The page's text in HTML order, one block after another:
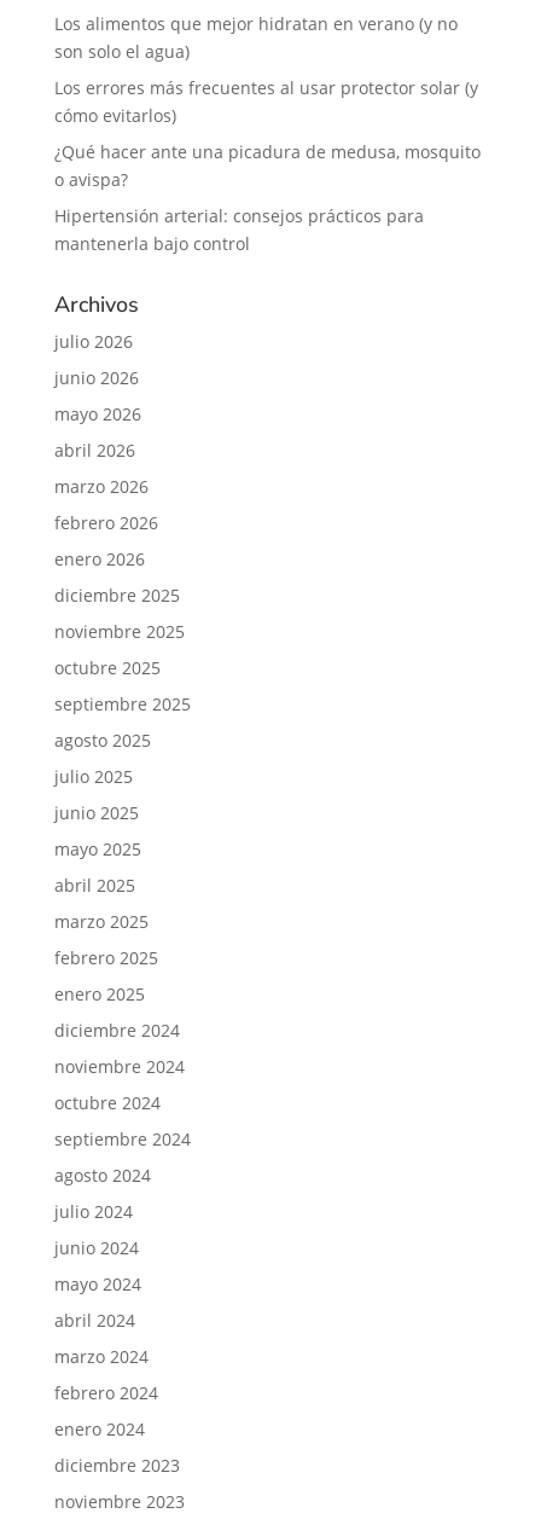
Los alimentos que mejor hidratan en verano (y no
son solo el agua)
Los errores más frecuentes al usar protector solar (y
cómo evitarlos)
¿Qué hacer ante una picadura de medusa, mosquito
o avispa?
Hipertensión arterial: consejos prácticos para
mantenerla bajo control
Archivos
julio 2026
junio 2026
mayo 2026
abril 2026
marzo 2026
febrero 2026
enero 2026
diciembre 2025
noviembre 2025
octubre 2025
septiembre 2025
agosto 2025
julio 2025
junio 2025
mayo 2025
abril 2025
marzo 2025
febrero 2025
enero 2025
diciembre 2024
noviembre 2024
octubre 2024
septiembre 2024
agosto 2024
julio 2024
junio 2024
mayo 2024
abril 2024
marzo 2024
febrero 2024
enero 2024
diciembre 2023
noviembre 2023